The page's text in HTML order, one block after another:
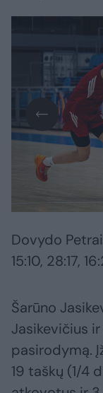
Dovydo
15:10, 28:17,
Šarūno
Jasikevičius
pasirodymą.
19 taškų (1/4